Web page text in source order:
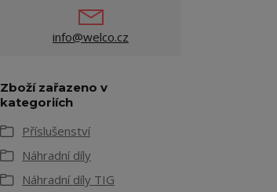
info@welco.cz
Zboží zařazeno v
kategoriích
Příslušenství
Náhradní díly
Náhradní díly TIG